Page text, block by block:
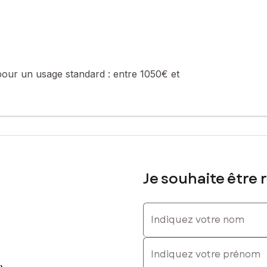
les pièces, offrant un cadre de vie agréable et chaleureux.
12 lots (les charges courantes annuelles moyennes de
construction et de l'habitation).
un usage standard : entre 1050€ et
Je souhaite être
Indiquez votre nom
Indiquez votre prénom